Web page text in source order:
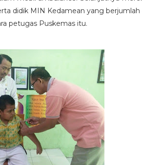
didik MIN Kedamean yang berjumlah
petugas Puskemas itu.